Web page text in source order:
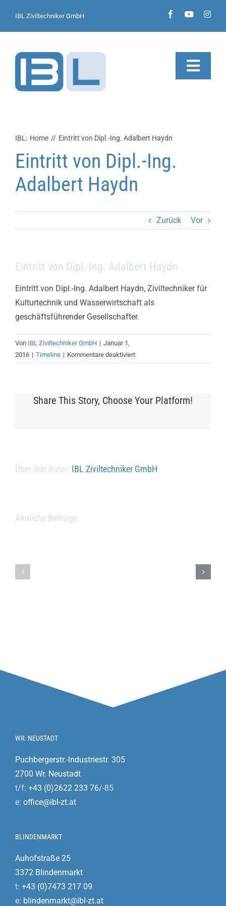
Inhalt
springen
IBL Ziviltechniker GmbH
Leistungen
Bereiche
Kontakt
Jobs
IBL: Home Eintritt von Dipl.-Ing. Adalbert Haydn
Eintritt von Dipl.-Ing.
Adalbert Haydn
Zurück Vor
Eintritt von Dipl.-Ing. Adalbert Haydn
Eintritt von Dipl.-Ing. Adalbert Haydn, Ziviltechniker für
Kulturtechnik und Wasserwirtschaft als
geschäftsführender Gesellschafter.
Von IBL Ziviltechniker GmbH | Januar 1,
2016 | Timeline | Kommentare deaktiviertfür
Eintritt
Ing.
Share This Story, Choose Your Platform!
Über den Autor: IBL Ziviltechniker GmbH
Ähnliche Beiträge
WR. NEUSTADT
Puchbergerstr.-Industriestr. 305
2700 Wr. Neustadt
t/f: +43 (0)2622 233 76/-85
e: office@ibl-zt.at
BLINDENMARKT
Auhofstraße 25
3372 Blindenmarkt
t: +43 (0)7473 217 09
e: blindenmarkt@ibl-zt.at